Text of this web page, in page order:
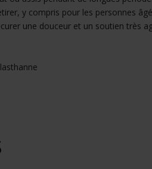
y compris pour les personnes
une douceur et un soutien très